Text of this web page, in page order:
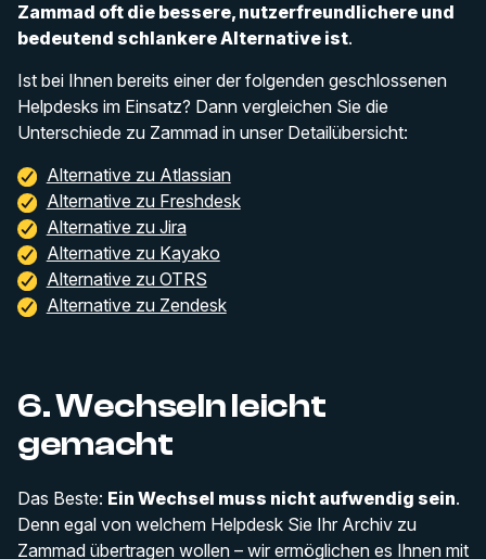
Zammad oft die bessere, nutzerfreundlichere und
bedeutend schlankere Alternative ist.
Ist bei Ihnen bereits einer der folgenden geschlossenen
Helpdesks im Einsatz? Dann vergleichen Sie die
Unterschiede zu Zammad in unser Detailübersicht:
Alternative zu Atlassian
Alternative zu Freshdesk
Alternative zu Jira
Alternative zu Kayako
Alternative zu OTRS
Alternative zu Zendesk
6. Wechseln leicht
gemacht
Das Beste: Ein Wechsel muss nicht aufwendig sein.
Denn egal von welchem Helpdesk Sie Ihr Archiv zu
Zammad übertragen wollen – wir ermöglichen es Ihnen mit